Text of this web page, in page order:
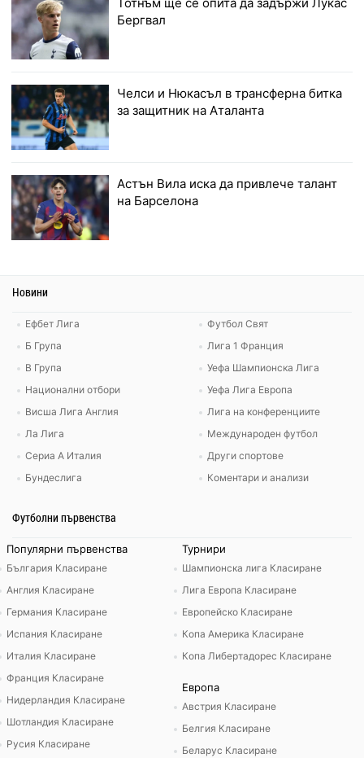
Бергвал
Челси и Нюкасъл в трансферна битка
за защитник на Аталанта
Астън Вила иска да привлече талант
на Барселона
Новини
Ефбет Лига
Б Група
В Група
Национални отбори
Висша Лига Англия
Ла Лига
Сериа А Италия
Бундеслига
Футбол Свят
Лига 1 Франция
Уефа Шампионска Лига
Уефа Лига Европа
Лига на конференциите
Международен футбол
Други спортове
Коментари и анализи
Футболни първенства
Популярни първенства
България Класиране
Англия Класиране
Германия Класиране
Испания Класиране
Италия Класиране
Франция Класиране
Нидерландия Класиране
Шотландия Класиране
Русия Класиране
Турнири
Шампионска лига Класиране
Лига Европа Класиране
Европейско Класиране
Копа Америка Класиране
Копа Либертадорес Класиране
Европа
Австрия Класиране
Белгия Класиране
Беларус Класиране